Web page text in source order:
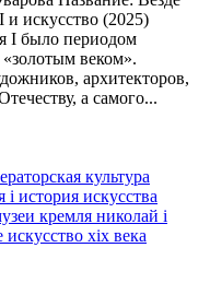
и искусство (2025)
I было периодом
«золотым веком».
архитекторов,
а самого...
культура
i история искусства
кремля николай i
искусство xix века